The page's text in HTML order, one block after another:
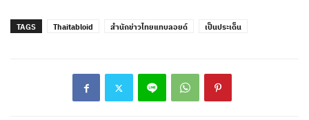
TAGS Thaitabloid สำนักข่าวไทยแทบลอยด์ เป็นประเด็น